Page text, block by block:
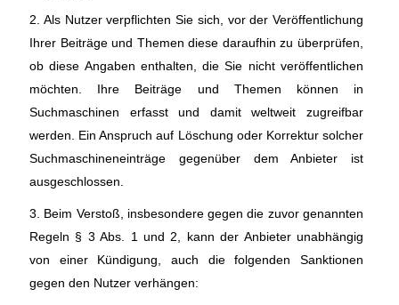
2. Als Nutzer verpflichten Sie sich, vor der Veröffentlichung
Ihrer Beiträge und Themen diese daraufhin zu überprüfen,
ob diese Angaben enthalten, die Sie nicht veröffentlichen
möchten. Ihre Beiträge und Themen können in
Suchmaschinen erfasst und damit weltweit zugreifbar
werden. Ein Anspruch auf Löschung oder Korrektur solcher
Suchmaschineneinträge gegenüber dem Anbieter ist
ausgeschlossen.
3. Beim Verstoß, insbesondere gegen die zuvor genannten
Regeln § 3 Abs. 1 und 2, kann der Anbieter unabhängig
von einer Kündigung, auch die folgenden Sanktionen
gegen den Nutzer verhängen: